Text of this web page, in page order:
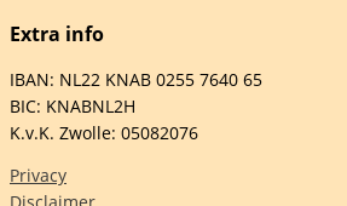
Extra info
IBAN: NL22 KNAB 0255 7640 65
BIC: KNABNL2H
K.v.K. Zwolle: 05082076
Privacy